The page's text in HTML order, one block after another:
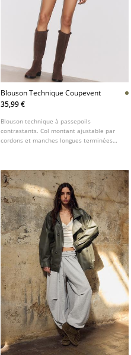
Blouson Technique Coupevent
35,99 €
Blouson technique à passepoils
contrastants. Col montant ajustable par
cordons et manches longues terminées
boutonnage. Poches avant. Disponible en
plusieurs coloris.